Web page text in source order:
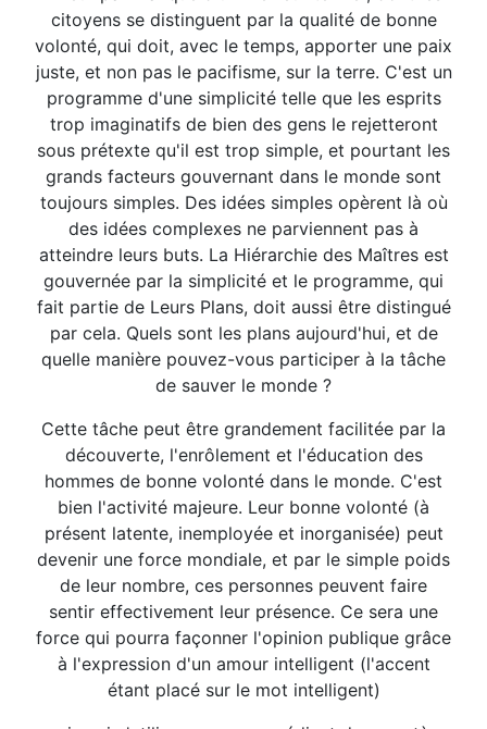
citoyens se distinguent par la qualité de bonne
volonté, qui doit, avec le temps, apporter une paix
juste, et non pas le pacifisme, sur la terre. C'est un
programme d'une simplicité telle que les esprits
trop imaginatifs de bien des gens le rejetteront
sous prétexte qu'il est trop simple, et pourtant les
grands facteurs gouvernant dans le monde sont
toujours simples. Des idées simples opèrent là où
des idées complexes ne parviennent pas à
atteindre leurs buts. La Hiérarchie des Maîtres est
gouvernée par la simplicité et le programme, qui
fait partie de Leurs Plans, doit aussi être distingué
par cela. Quels sont les plans aujourd'hui, et de
quelle manière pouvez-vous participer à la tâche
de sauver le monde ?
Cette tâche peut être grandement facilitée par la
découverte, l'enrôlement et l'éducation des
hommes de bonne volonté dans le monde. C'est
bien l'activité majeure. Leur bonne volonté (à
présent latente, inemployée et inorganisée) peut
devenir une force mondiale, et par le simple poids
de leur nombre, ces personnes peuvent faire
sentir effectivement leur présence. Ce sera une
force qui pourra façonner l'opinion publique grâce
à l'expression d'un amour intelligent (l'accent
étant placé sur le mot intelligent)